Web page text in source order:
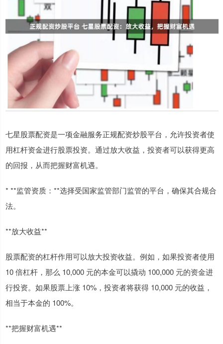
七星股票配资是一项金融服务正规配资炒股平台，允许投资者使
用杠杆资金进行股票投资。通过放大收益，投资者可以获得更高
的回报，从而把握财富机遇。
* **监管资质：**选择受国家监管部门监管的平台，确保其合规合
法。
**放大收益**
股票配资的杠杆作用可以放大投资收益。例如，如果投资者使用
10 倍杠杆，那么 10,000 元的本金可以撬动 100,000 元的资金进
行投资。如果股票上涨 10%，投资者将获得 10,000 元的收益，
相当于本金的 100%。
**把握财富机遇**